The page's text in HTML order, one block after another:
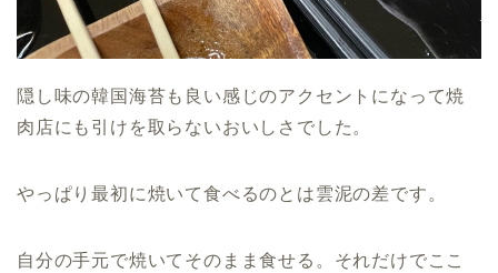
隠し味の韓国海苔も良い感じのアクセントになって焼
肉店にも引けを取らないおいしさでした。
やっぱり最初に焼いて食べるのとは雲泥の差です。
自分の手元で焼いてそのまま食せる。それだけでここ